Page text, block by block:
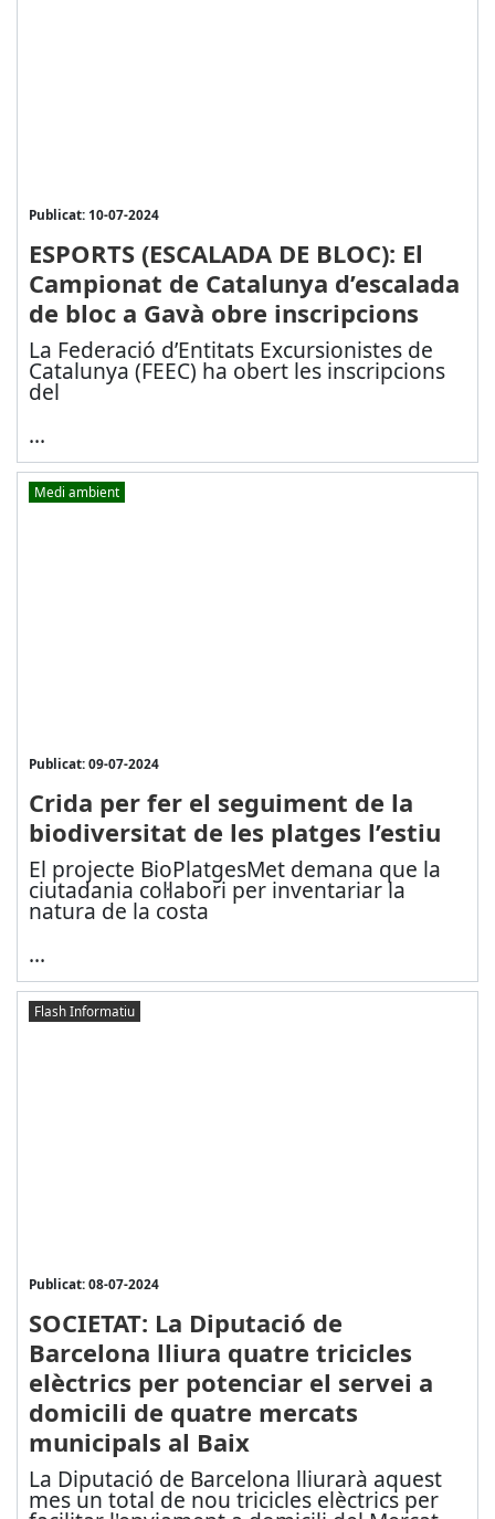
Publicat: 10-07-2024
ESPORTS (ESCALADA DE BLOC): El
Campionat de Catalunya d’escalada
de bloc a Gavà obre inscripcions
La Federació d’Entitats Excursionistes de
Catalunya (FEEC) ha obert les inscripcions
del
...
Medi ambient
Publicat: 09-07-2024
Crida per fer el seguiment de la
biodiversitat de les platges l’estiu
El projecte BioPlatgesMet demana que la
ciutadania col·labori per inventariar la
natura de la costa
...
Flash Informatiu
Publicat: 08-07-2024
SOCIETAT: La Diputació de
Barcelona lliura quatre tricicles
elèctrics per potenciar el servei a
domicili de quatre mercats
municipals al Baix
La Diputació de Barcelona lliurarà aquest
mes un total de nou tricicles elèctrics per